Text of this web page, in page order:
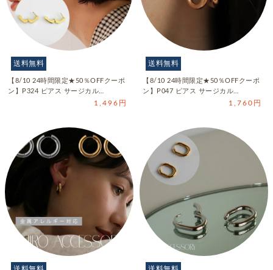
送料無料
【8/10 24時間限定★50％OFFクーポ
ン】P324 ピアス サージカル…
1,496円
送料無料
【8/10 24時間限定★50％OFFクーポ
ン】P047 ピアス サージカル…
1,760円